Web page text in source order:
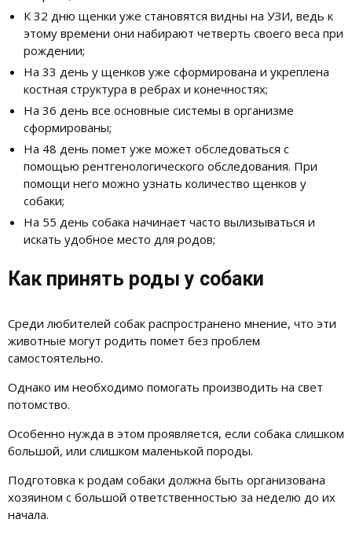
К 32 дню щенки уже становятся видны на УЗИ, ведь к
этому времени они набирают четверть своего веса при
рождении;
На 33 день у щенков уже сформирована и укреплена
костная структура в ребрах и конечностях;
На 36 день все основные системы в организме
сформированы;
На 48 день помет уже может обследоваться с
помощью рентгенологического обследования. При
помощи него можно узнать количество щенков у
собаки;
На 55 день собака начинает часто вылизываться и
искать удобное место для родов;
Как принять роды у собаки
Среди любителей собак распространено мнение, что эти
животные могут родить помет без проблем
самостоятельно.
Однако им необходимо помогать производить на свет
потомство.
Особенно нужда в этом проявляется, если собака слишком
большой, или слишком маленькой породы.
Подготовка к родам собаки должна быть организована
хозяином с большой ответственностью за неделю до их
начала.